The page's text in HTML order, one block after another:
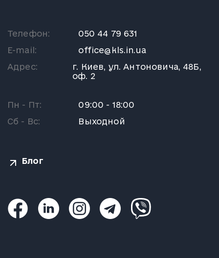
Телефон:
050 44 79 631
E-mail:
office@kls.in.ua
Адрес:
г. Киев, ул. Антоновича, 48Б,
оф. 2
Пн - Пт:
09:00 - 18:00
Сб - Вс:
Выходной
Блог